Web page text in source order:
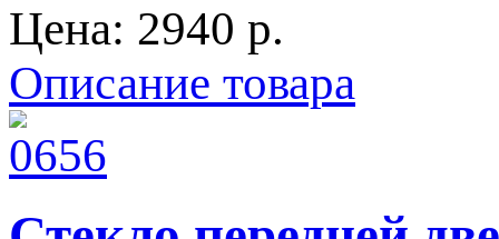
Цена: 2940 p.
Описание товара